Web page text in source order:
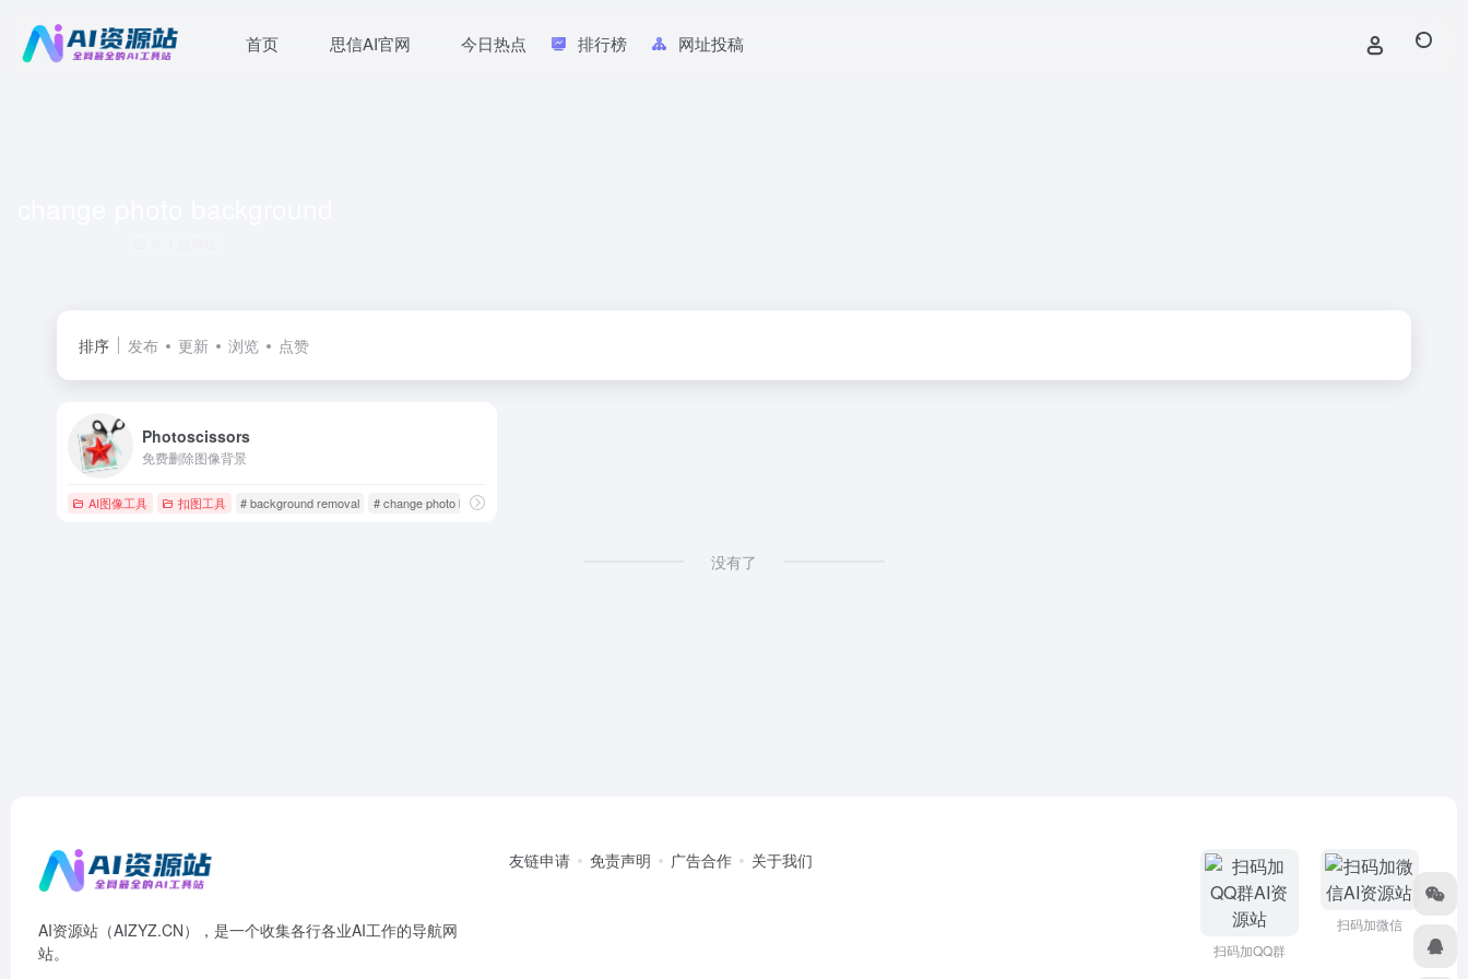
首页 思信AI官网 今日热点 排行榜 网址投稿
排序 发布 更新 浏览 点赞
Photoscissors
免费删除图像背景
AI图像工具 扣图工具 # background removal # change photo backgound
没有了
AI资源站（AIZYZ.CN），是一个收集各行各业AI工作的导航网
站。
友链申请 免责声明 广告合作 关于我们
扫码加QQ群
扫码加微信